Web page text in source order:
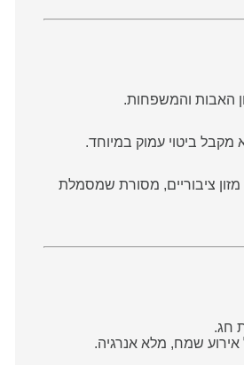
האבות והמשפחות.
מזון ציבוריים, מסורת שמסמלת
חג.
שמח, מלא אנרגיה.